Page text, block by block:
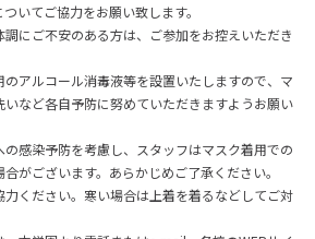
いてご協力をお願い致します。
調にご不安のある方は、ご参加をお控えいただき
のアルコール消毒液等を設置いたしますので、マ
いなど各自予防に努めていただきますようお願い
の感染予防を考慮し、スタッフはマスク着用での
がございます。あらかじめご了承ください。
力ください。寒い場合は上着を着るなどしてご対